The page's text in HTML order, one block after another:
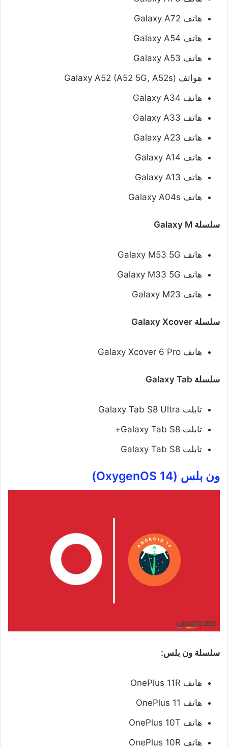
هاتف Galaxy A72
هاتف Galaxy A54
هاتف Galaxy A53
هواتف Galaxy A52 (A52 5G, A52s)
هاتف Galaxy A34
هاتف Galaxy A33
هاتف Galaxy A23
هاتف Galaxy A14
هاتف Galaxy A13
هاتف Galaxy A04s
سلسلة Galaxy M
هاتف Galaxy M53 5G
هاتف Galaxy M33 5G
هاتف Galaxy M23
سلسلة Galaxy Xcover
هاتف Galaxy Xcover 6 Pro
سلسلة Galaxy Tab
تابلت Galaxy Tab S8 Ultra
تابلت Galaxy Tab S8+
تابلت Galaxy Tab S8
ون بلس (OxygenOS 14)
سلسلة ون بلس:
هاتف OnePlus 11R
هاتف OnePlus 11
هاتف OnePlus 10T
هاتف OnePlus 10R